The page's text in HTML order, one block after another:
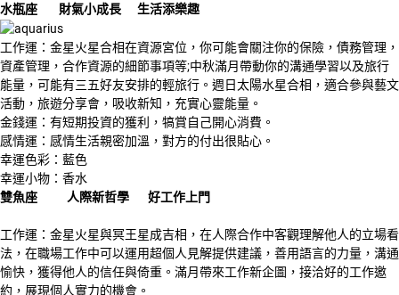
水瓶座 財氣小成長 生活添樂趣
工作運：金星火星合相在資源宮位，你可能會關注你的保險，債務管理，
資產管理，合作資源的細節事項等;中秋滿月帶動你的溝通學習以及旅行
能量，可能有三五好友安排的輕旅行。週日太陽水星合相，適合參與藝文
活動，旅遊分享會，吸收新知，充實心靈能量。
金錢運：有短期投資的獲利，犒賞自己開心消費。
感情運：感情生活親密加溫，對方的付出很貼心。
幸運色彩：藍色
幸運小物：香水
雙魚座 人際新哲學 好工作上門
工作運：金星火星與冥王星成吉相，在人際合作中客觀理解他人的立場看
法，在職場工作中可以運用超個人見解提供建議，善用語言的力量，溝通
愉快，獲得他人的信任與倚重。滿月帶來工作新企圖，接洽好的工作邀
約，展現個人實力的機會。